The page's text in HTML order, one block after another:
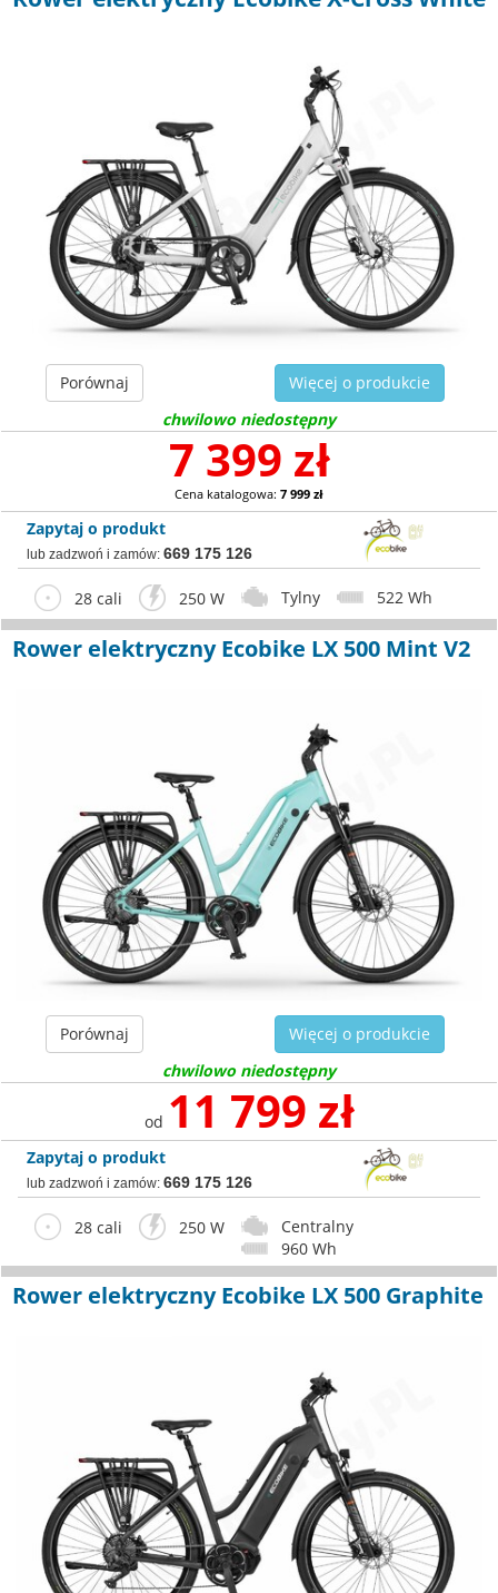
Porównaj
Więcej o produkcie
chwilowo niedostępny
7 399 zł
Cena katalogowa: 7 999 zł
Zapytaj o produkt
lub zadzwoń i zamów: 669 175 126
28 cali 250 W Tylny 522 Wh
Rower elektryczny Ecobike LX 500 Mint V2
Porównaj
Więcej o produkcie
chwilowo niedostępny
od 11 799 zł
Zapytaj o produkt
lub zadzwoń i zamów: 669 175 126
28 cali 250 W
Centralny
960 Wh
Rower elektryczny Ecobike LX 500 Graphite